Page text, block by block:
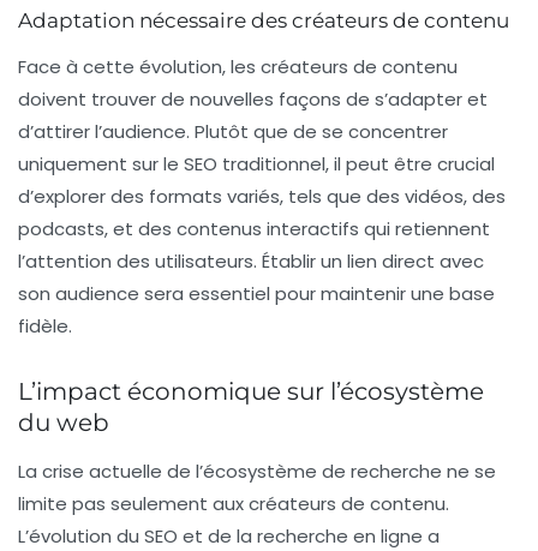
Adaptation nécessaire des créateurs de contenu
Face à cette évolution, les créateurs de contenu
doivent trouver de nouvelles façons de s’adapter et
d’attirer l’audience. Plutôt que de se concentrer
uniquement sur le SEO traditionnel, il peut être crucial
d’explorer des formats variés, tels que des vidéos, des
podcasts, et des contenus interactifs qui retiennent
l’attention des utilisateurs. Établir un lien direct avec
son audience sera essentiel pour maintenir une base
fidèle.
L’impact économique sur l’écosystème
du web
La crise actuelle de l’écosystème de recherche ne se
limite pas seulement aux créateurs de contenu.
L’évolution du SEO et de la recherche en ligne a